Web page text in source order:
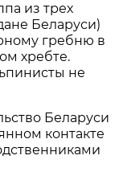
из трех
Беларуси)
гребню в
хребте.
не
Беларуси
контакте